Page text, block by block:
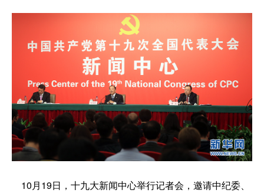
10月19日，十九大新闻中心举行记者会，邀请中纪委、